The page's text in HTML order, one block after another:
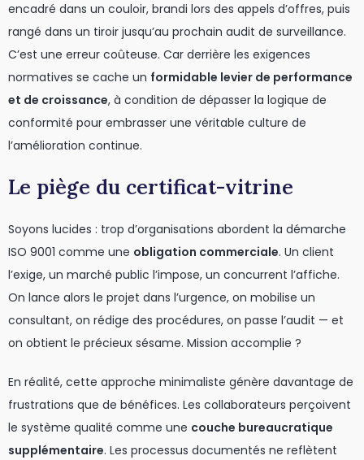
encadré dans un couloir, brandi lors des appels d’offres, puis
rangé dans un tiroir jusqu’au prochain audit de surveillance.
C’est une erreur coûteuse. Car derrière les exigences
normatives se cache un formidable levier de performance
et de croissance, à condition de dépasser la logique de
conformité pour embrasser une véritable culture de
l’amélioration continue.
Le piège du certificat-vitrine
Soyons lucides : trop d’organisations abordent la démarche
ISO 9001 comme une obligation commerciale. Un client
l’exige, un marché public l’impose, un concurrent l’affiche.
On lance alors le projet dans l’urgence, on mobilise un
consultant, on rédige des procédures, on passe l’audit — et
on obtient le précieux sésame. Mission accomplie ?
En réalité, cette approche minimaliste génère davantage de
frustrations que de bénéfices. Les collaborateurs perçoivent
le système qualité comme une couche bureaucratique
supplémentaire. Les processus documentés ne reflètent